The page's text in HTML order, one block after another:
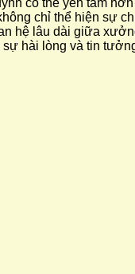
có thể yên tâm
chỉ thể hiện sự
hệ lâu dài giữa
sự hài lòng và tin